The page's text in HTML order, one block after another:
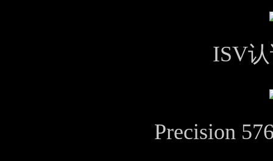
ISV
Precision